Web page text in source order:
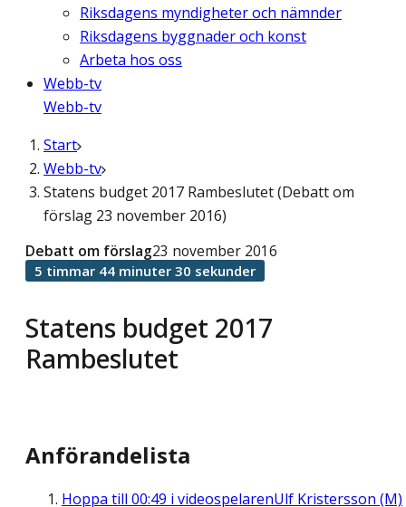
Riksdagens myndigheter och nämnder
Riksdagens byggnader och konst
Arbeta hos oss
Webb-tv
Webb-tv
Start
Webb-tv
Statens budget 2017 Rambeslutet (Debatt om
förslag 23 november 2016)
Statens budget 2017
Rambeslutet
Debatt om förslag23 november 2016
5 timmar 44 minuter 30 sekunder
Anförandelista
Hoppa till 00:49 i videospelarenUlf Kristersson (M)